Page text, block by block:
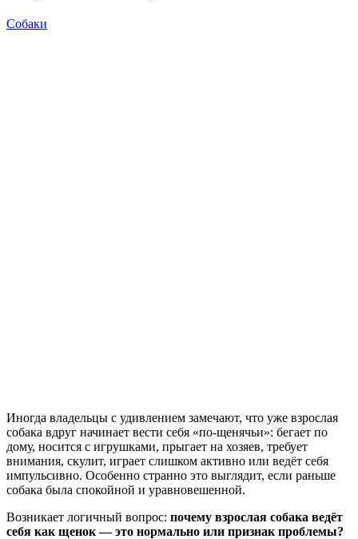
Собаки
Иногда владельцы с удивлением замечают, что уже взрослая
собака вдруг начинает вести себя «по-щенячьи»: бегает по
дому, носится с игрушками, прыгает на хозяев, требует
внимания, скулит, играет слишком активно или ведёт себя
импульсивно. Особенно странно это выглядит, если раньше
собака была спокойной и уравновешенной.
Возникает логичный вопрос: почему взрослая собака ведёт
себя как щенок — это нормально или признак проблемы?